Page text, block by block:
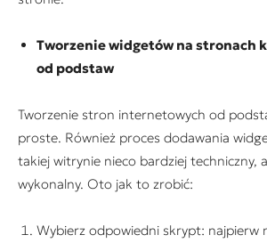
Tworzenie widgetów na stronach
od podstaw
Tworzenie stron internetowych od
proste. Również proces dodawania
takiej witrynie nieco bardziej techniczny,
wykonalny. Oto jak to zrobić:
Wybierz odpowiedni skrypt: najpierw